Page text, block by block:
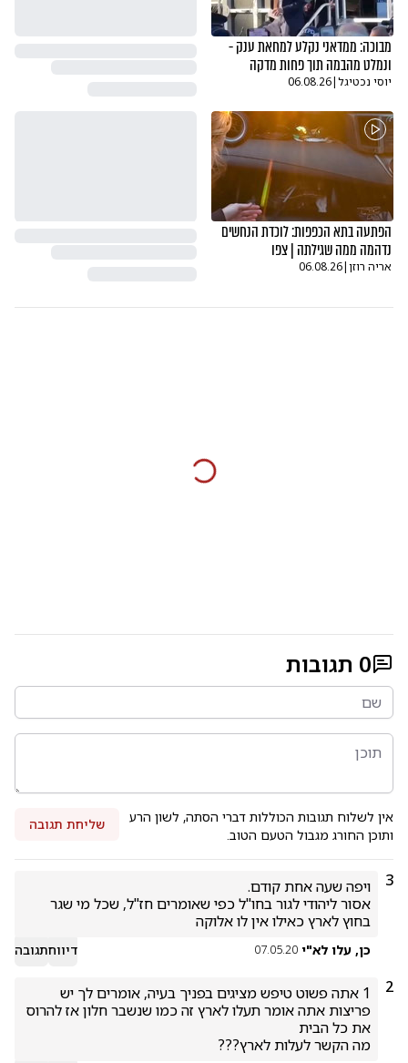
מבוכה: ממדאני נקלע למחאת ענק -
ונמלט מהבמה תוך פחות מדקה
יוסי נכטיגל|
06.08.26
הפתעה בתא הכפפות: לוכדת הנחשים
נדהמה ממה שגילתה | צפו
אריה רוזן|
06.08.26
0 תגובות
אין לשלוח תגובות הכוללות דברי הסתה, לשון הרע
ותוכן החורג מגבול הטעם הטוב.
שליחת תגובה
3
בחוץ לארץ כאילו אין לו אלוקה
כן, עלו לא"י 07.05.20 דיווחתגובה
2
מה הקשר לעלות לארץ???